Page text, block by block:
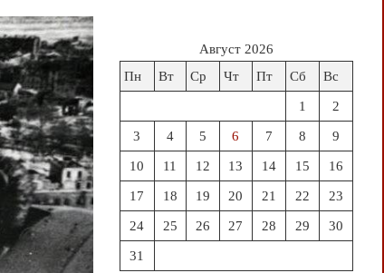
Август 2026
Пн
Вт Ср Чт Пт Сб Вс
1 2
3 4 5 6 7 8 9
10 11 12 13 14 15 16
17 18 19 20 21 22 23
24 25 26 27 28 29 30
31